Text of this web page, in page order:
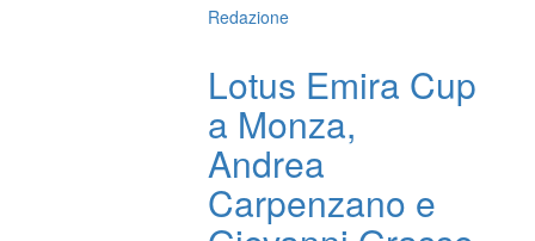
Redazione
Lotus Emira Cup
a Monza,
Andrea
Carpenzano e